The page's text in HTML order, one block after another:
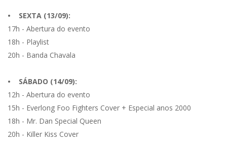
• SEXTA (13/09):
17h - Abertura do evento
18h - Playlist
20h - Banda Chavala
• SÁBADO (14/09):
12h - Abertura do evento
15h - Everlong Foo Fighters Cover + Especial anos 2000
18h - Mr. Dan Special Queen
20h - Killer Kiss Cover